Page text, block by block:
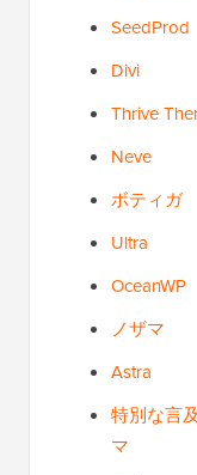
SeedProd
Divi
Thrive
Neve
ボティガ
Ultra
OceanWP
ノザマ
Astra
特別な言
マ